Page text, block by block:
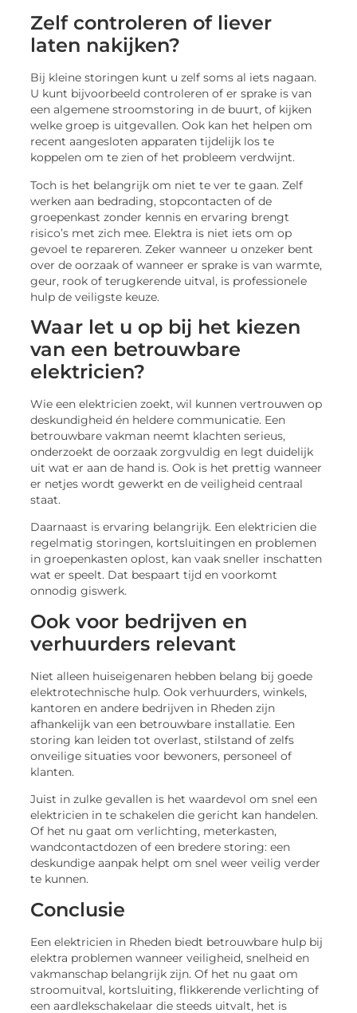
Zelf controleren of liever
laten nakijken?
Bij kleine storingen kunt u zelf soms al iets nagaan.
U kunt bijvoorbeeld controleren of er sprake is van
een algemene stroomstoring in de buurt, of kijken
welke groep is uitgevallen. Ook kan het helpen om
recent aangesloten apparaten tijdelijk los te
koppelen om te zien of het probleem verdwijnt.
Toch is het belangrijk om niet te ver te gaan. Zelf
werken aan bedrading, stopcontacten of de
groepenkast zonder kennis en ervaring brengt
risico’s met zich mee. Elektra is niet iets om op
gevoel te repareren. Zeker wanneer u onzeker bent
over de oorzaak of wanneer er sprake is van warmte,
geur, rook of terugkerende uitval, is professionele
hulp de veiligste keuze.
Waar let u op bij het kiezen
van een betrouwbare
elektricien?
Wie een elektricien zoekt, wil kunnen vertrouwen op
deskundigheid én heldere communicatie. Een
betrouwbare vakman neemt klachten serieus,
onderzoekt de oorzaak zorgvuldig en legt duidelijk
uit wat er aan de hand is. Ook is het prettig wanneer
er netjes wordt gewerkt en de veiligheid centraal
staat.
Daarnaast is ervaring belangrijk. Een elektricien die
regelmatig storingen, kortsluitingen en problemen
in groepenkasten oplost, kan vaak sneller inschatten
wat er speelt. Dat bespaart tijd en voorkomt
onnodig giswerk.
Ook voor bedrijven en
verhuurders relevant
Niet alleen huiseigenaren hebben belang bij goede
elektrotechnische hulp. Ook verhuurders, winkels,
kantoren en andere bedrijven in Rheden zijn
afhankelijk van een betrouwbare installatie. Een
storing kan leiden tot overlast, stilstand of zelfs
onveilige situaties voor bewoners, personeel of
klanten.
Juist in zulke gevallen is het waardevol om snel een
elektricien in te schakelen die gericht kan handelen.
Of het nu gaat om verlichting, meterkasten,
wandcontactdozen of een bredere storing: een
deskundige aanpak helpt om snel weer veilig verder
te kunnen.
Conclusie
Een elektricien in Rheden biedt betrouwbare hulp bij
elektra problemen wanneer veiligheid, snelheid en
vakmanschap belangrijk zijn. Of het nu gaat om
stroomuitval, kortsluiting, flikkerende verlichting of
een aardlekschakelaar die steeds uitvalt, het is